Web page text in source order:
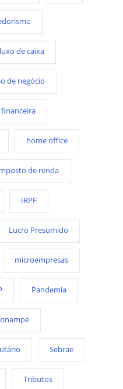
de caixa
de negócio
home office
de renda
IRPF
Lucro Presumido
microempresas
Pandemia
Sebrae
Tributos